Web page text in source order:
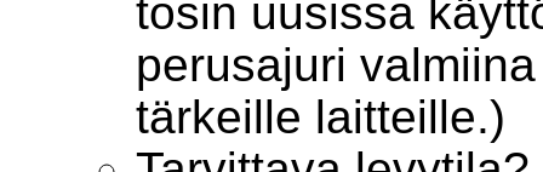
tosin uusissa
perusajuri
tärkeille laitteille.)